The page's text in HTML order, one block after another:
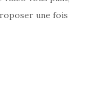
une fois